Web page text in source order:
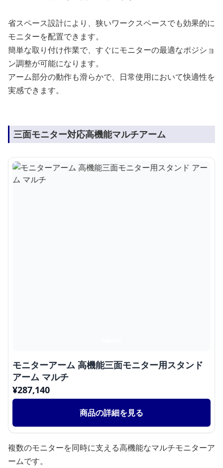
省スペース設計により、狭いワークスペースでも効果的に
モニターを配置できます。
簡単な取り付け作業で、すぐにモニターの最適なポジショ
ン調整が可能になります。
アーム部分の動作も滑らかで、日常使用において快適性を
実感できます。
三面モニター対応高機能マルチアーム
モニターアーム 高機能三面モニター用スタンド
アーム マルチ
¥287,140
商品の詳細を見る
複数のモニターを同時に支える高機能なマルチモニターア
ームです。